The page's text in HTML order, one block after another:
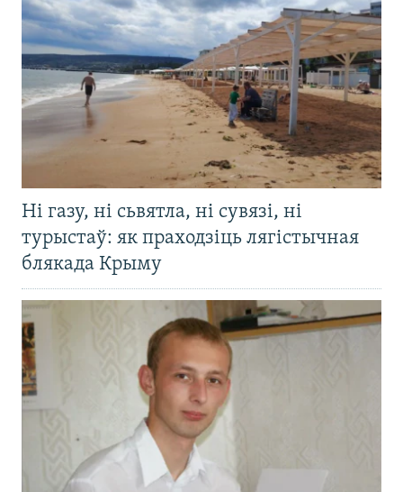
Ні газу, ні сьвятла, ні сувязі, ні
турыстаў: як праходзіць лягістычная
блякада Крыму